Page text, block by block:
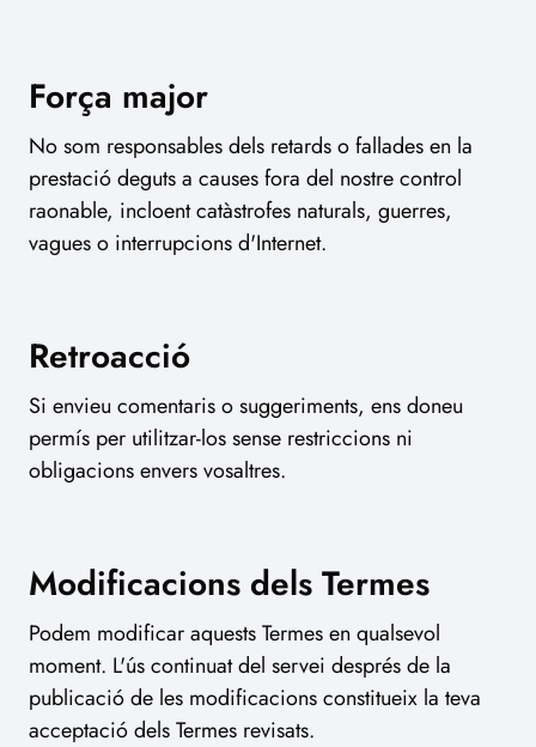
Força major
No som responsables dels retards o fallades en la
prestació deguts a causes fora del nostre control
raonable, incloent catàstrofes naturals, guerres,
vagues o interrupcions d'Internet.
Retroacció
Si envieu comentaris o suggeriments, ens doneu
permís per utilitzar-los sense restriccions ni
obligacions envers vosaltres.
Modificacions dels Termes
Podem modificar aquests Termes en qualsevol
moment. L'ús continuat del servei després de la
publicació de les modificacions constitueix la teva
acceptació dels Termes revisats.